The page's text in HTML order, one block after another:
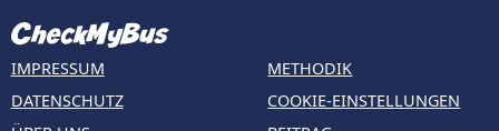
IMPRESSUM
DATENSCHUTZ
METHODIK
COOKIE-EINSTELLUNGEN